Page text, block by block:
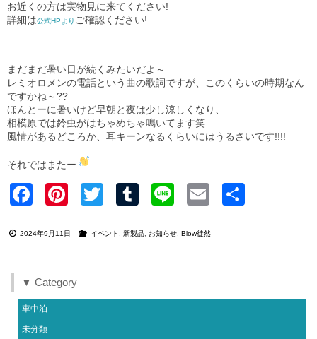
お近くの方は実物見に来てください!
詳細は公式HPより ご確認ください!
まだまだ暑い日が続くみたいだよ～
レミオロメンの電話という曲の歌詞ですが、このくらいの時期なん
ですかね～??
ほんとーに暑いけど早朝と夜は少し涼しくなり、
相模原では鈴虫がはちゃめちゃ鳴いてます笑
風情があるどころか、耳キーンなるくらいにはうるさいです!!!!
それではまたー
Faceb Pinter Twitter Tumblr Line Email
2024年9月11日 イベント ,新製品 お知らせ ,Blow徒然
▼ Category
車中泊
未分類